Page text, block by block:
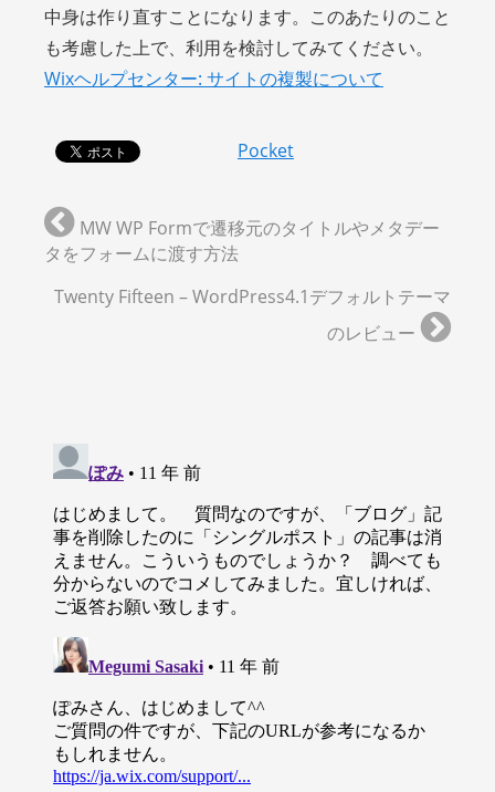
中身は作り直すことになります。このあたりのこと
も考慮した上で、利用を検討してみてください。
Wixヘルプセンター: サイトの複製について
Pocket
MW WP Formで遷移元のタイトルやメタデー
タをフォームに渡す方法
Twenty Fifteen – WordPress4.1デフォルトテーマ
のレビュー